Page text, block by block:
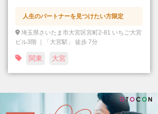
人生のパートナーを見つけたい方限定
埼玉県さいたま市大宮区宮町2-81 いちご大宮
ビル3階 ｜「大宮駅」 徒歩 7分
関東 大宮